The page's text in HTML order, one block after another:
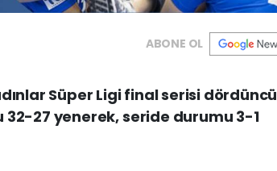
ABONE OL
Süper Ligi final serisi dördüncü
27 yenerek, seride durumu 3-1